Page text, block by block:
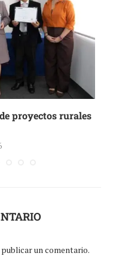
proyectos rurales
un comentario.